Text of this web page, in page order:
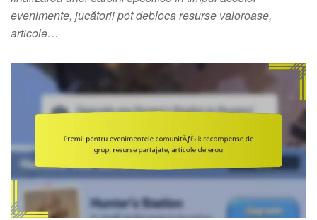
evenimente, jucătorii pot debloca resurse valoroase,
articole…